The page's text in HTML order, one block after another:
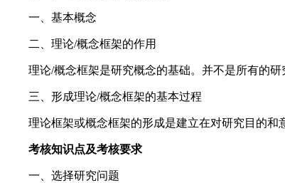
一、基本概念
二、理论/概念框架的作用
理论/概念框架是研究概念的基础。并不是所有的研
三、形成理论/概念框架的基本过程
理论框架或概念框架的形成是建立在对研究目的和
考核知识点及考核要求
一、选择研究问题